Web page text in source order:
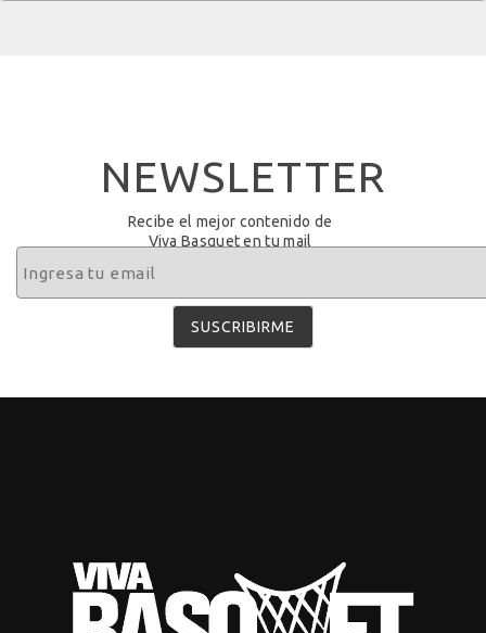
NEWSLETTER
Recibe el mejor contenido de
Viva Basquet en tu mail